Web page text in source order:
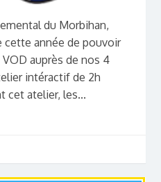
du Morbihan,
cette année de pouvoir
auprès de nos 4
intéractif de 2h
cet atelier, les...